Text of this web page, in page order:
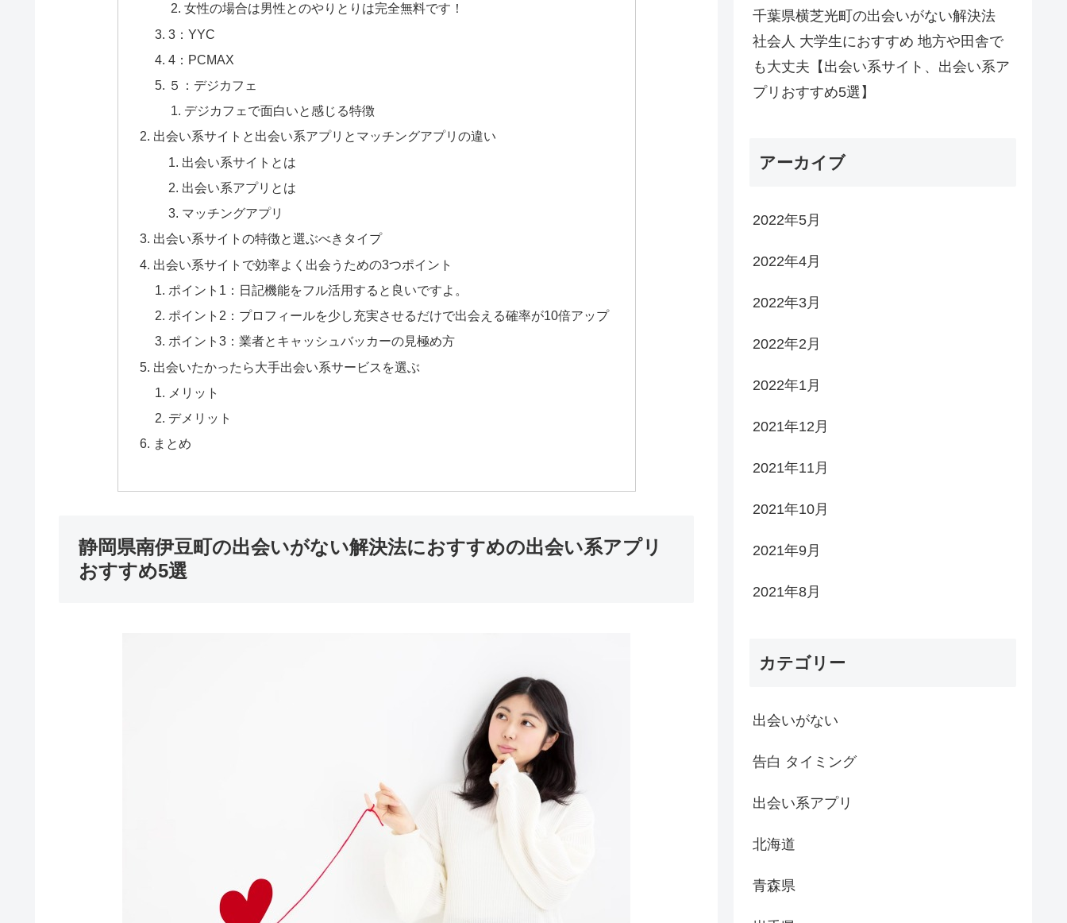
女性の場合は男性とのやりとりは完全無料です！
3：YYC
4：PCMAX
５：デジカフェ
デジカフェで面白いと感じる特徴
出会い系サイトと出会い系アプリとマッチングアプリの違い
出会い系サイトとは
出会い系アプリとは
マッチングアプリ
出会い系サイトの特徴と選ぶべきタイプ
出会い系サイトで効率よく出会うための3つポイント
ポイント1：日記機能をフル活用すると良いですよ。
ポイント2：プロフィールを少し充実させるだけで出会える確率が10倍アップ
ポイント3：業者とキャッシュバッカーの見極め方
出会いたかったら大手出会い系サービスを選ぶ
メリット
デメリット
まとめ
静岡県南伊豆町の出会いがない解決法におすすめの出会い系アプリ
おすすめ5選
千葉県横芝光町の出会いがない解決法
社会人 大学生におすすめ 地方や田舎で
も大丈夫【出会い系サイト、出会い系ア
プリおすすめ5選】
アーカイブ
2022年5月
2022年4月
2022年3月
2022年2月
2022年1月
2021年12月
2021年11月
2021年10月
2021年9月
2021年8月
カテゴリー
出会いがない
告白 タイミング
出会い系アプリ
北海道
青森県